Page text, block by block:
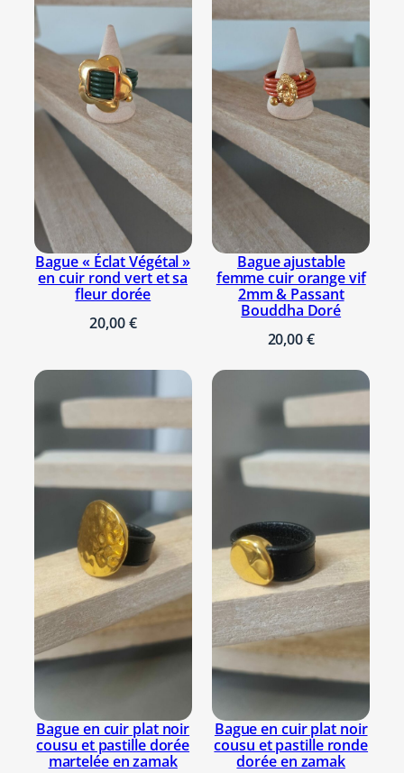
l
e
e
m
m
c
i
r
n
t
p
n
t
i
f
s
o
r
a
clients connectés ayant acheté ce
produit ont la possibilité de laisser un
avis.Se connecter
Bague « Éclat Végétal »
en cuir rond vert et sa
fleur dorée
20,00€
Bague ajustable
femme cuir orange vif
2mm & Passant
Bouddha Doré
20,00€
Bague en cuir plat noir
cousu et pastille dorée
martelée en zamak
Bague en cuir plat noir
cousu et pastille ronde
dorée en zamak